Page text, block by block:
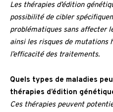
Les thérapies d’édition
possibilité de cibler
problématiques sans affecter
ainsi les risques de mutations
l’efficacité des traitements.
Quels types de maladies
thérapies d’édition
Ces thérapies peuvent